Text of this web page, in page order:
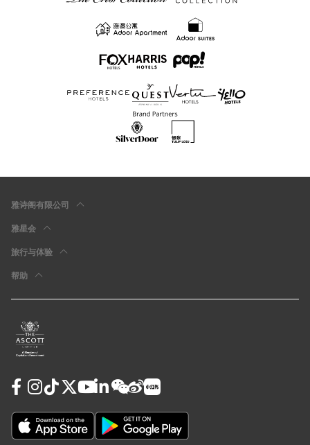
雅诗阁有限公司
雅星会
旅行与体验
帮助